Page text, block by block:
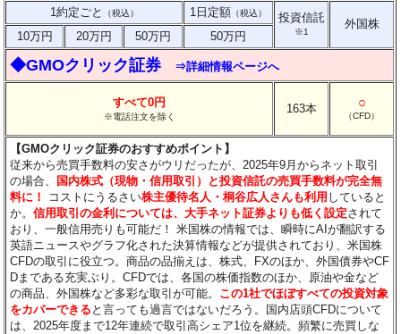
1約定ごと （税込） 1日定額 （税込） 投資信託
※1
外国株
10万円
20万円 50万円 50万円
◆GMOクリック証券 ⇒詳細情報ページへ
すべて0円
※電話注文を除く
163本 ○
（CFD）
【GMOクリック証券のおすすめポイント】
従来から売買手数料の安さがウリだったが、2025年9月からネット取引
の場合、
国内株式（現物・信用取引）と投資信託の売買手数料が完全無
料に！
コストにうるさい株主優待名人・桐谷広人さんも利用 していると
か。信用取引の金利については、大手ネット証券よりも低く設定されて
おり、一般信用売りも可能だ！ 米国株の情報では、瞬時にAIが翻訳する
英語ニュースやグラフ化された決算情報などが提供されており、米国株
CFDの取引に役立つ。商品の品揃えは、株式、FXのほか、外国債券やCF
Dまである充実ぶり。CFDでは、各国の株価指数のほか、原油や金など
の商品、外国株など多彩な取引が可能。 この1社でほぼすべての投資対象
をカバーできる と言っても過言ではないだろう。国内店頭CFDについて
は、2025年度まで12年連続で取引高シェア1位を継続。頻繁に売買しな